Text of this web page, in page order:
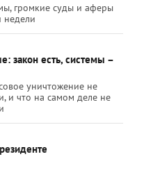
громкие суды и аферы
недели
закон есть, системы –
уничтожение не
и что на самом деле не